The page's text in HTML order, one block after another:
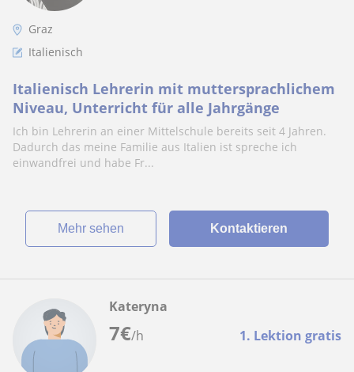
Graz
Italienisch
Italienisch Lehrerin mit muttersprachlichem
Niveau, Unterricht für alle Jahrgänge
Ich bin Lehrerin an einer Mittelschule bereits seit 4 Jahren.
Dadurch das meine Familie aus Italien ist spreche ich
einwandfrei und habe Fr...
Mehr sehen Kontaktieren
7€/h 1. Lektion gratis
Kateryna